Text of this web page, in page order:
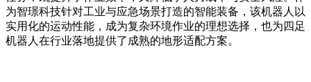
为智璟科技针对工业与应急场景打造的智能装备，该机器人以
实用化的运动性能，成为复杂环境作业的理想选择，也为四足
机器人在行业落地提供了成熟的地形适配方案。